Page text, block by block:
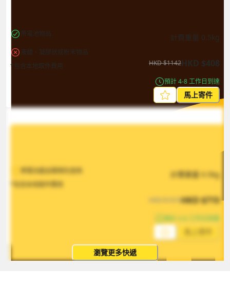
帶電池物品
液體、凝膠狀或粉末物品
*包含本地取件費用
計費重量 0.5kg
HKD$1142HKD $408
預計 4-8 工作日到達
馬上寄件
寄電池產品需預先查詢
*包含本地取件費用
計費重量 0.5kg
1073HKD$715
預計 4-8 工作日到達
瀏覽更多快遞